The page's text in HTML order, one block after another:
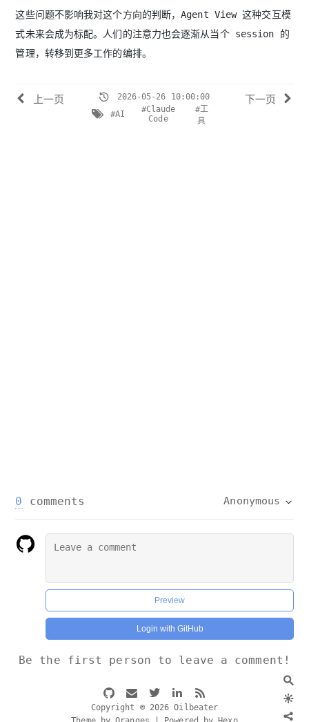
这些问题不影响我对这个方向的判断，Agent View 这种交互模
式未来会成为标配。人们的注意力也会逐渐从当个 session 的
管理，转移到更多工作的编排。
上一页
2026-05-26 10:00:00
#AI
#Claude
Code
#工
具
下一页
0 comments Anonymous
Preview
Login with GitHub
Be the first person to leave a comment!
Copyright © 2026 Oilbeater